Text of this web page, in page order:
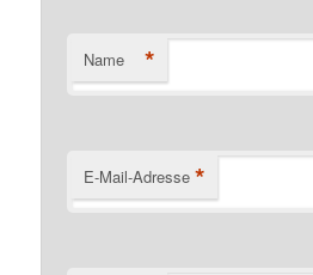
Name *
E-Mail-Adresse *